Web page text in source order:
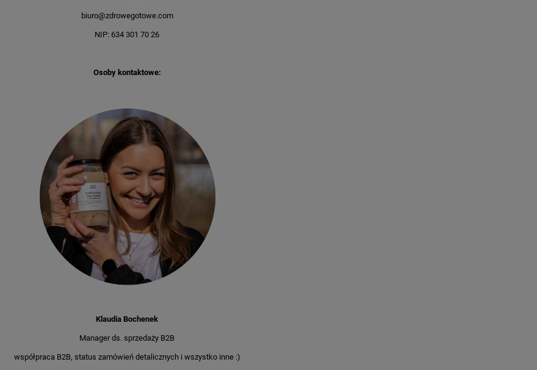
biuro@zdrowegotowe.com
NIP: 634 301 70 26
Osoby kontaktowe:
Klaudia Bochenek
Manager ds. sprzedaży B2B
współpraca B2B, status zamówień detalicznych i wszystko inne :)